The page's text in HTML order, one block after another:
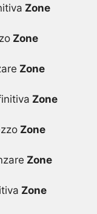
Zone
Zone
Zone
Zone
Zone
Zone
Zone